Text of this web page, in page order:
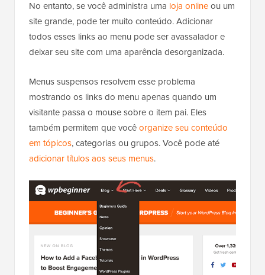
No entanto, se você administra uma loja onlineou um
site grande, pode ter muito conteúdo. Adicionar
todos esses links ao menu pode ser avassalador e
deixar seu site com uma aparência desorganizada.
Menus suspensos resolvem esse problema
mostrando os links do menu apenas quando um
visitante passa o mouse sobre o item pai. Eles
também permitem que vocêorganize seu conteúdo
em tópicos, categorias ou grupos. Você pode até
adicionar títulos aos seus menus.